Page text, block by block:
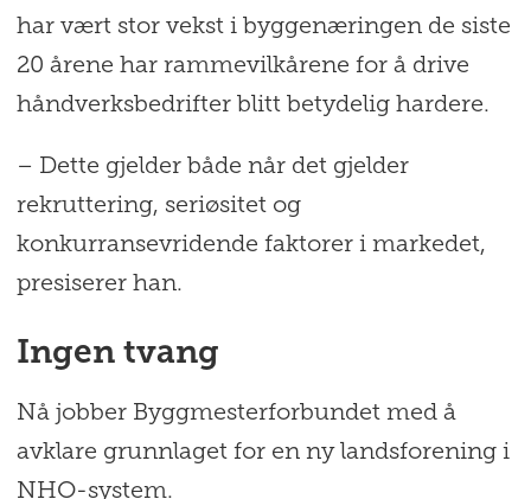
har vært stor vekst i byggenæringen de siste
20 årene har rammevilkårene for å drive
håndverksbedrifter blitt betydelig hardere.
– Dette gjelder både når det gjelder
rekruttering, seriøsitet og
konkurransevridende faktorer i markedet,
presiserer han.
Ingen tvang
Nå jobber Byggmesterforbundet med å
avklare grunnlaget for en ny landsforening i
NHO-system.